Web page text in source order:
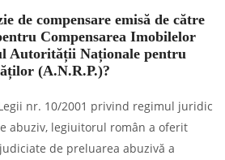
de compensare emisă de către
Compensarea Imobilelor
Autorității Naționale pentru
(A.N.R.P.)?
nr. 10/2001 privind regimul juridic
abuziv, legiuitorul român a oferit
de preluarea abuzivă a